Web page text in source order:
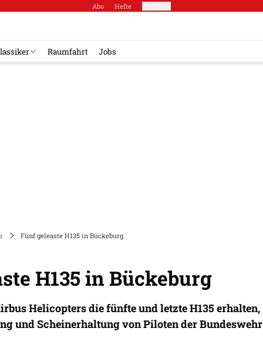
Abo Hefte
Raumfahrt Jobs
Fünf geleaste H135 in Bückeburg
H135 in Bückeburg
Helicopters die fünfte und letzte H135 erhalten,
und Scheinerhaltung von Piloten der Bundeswehr